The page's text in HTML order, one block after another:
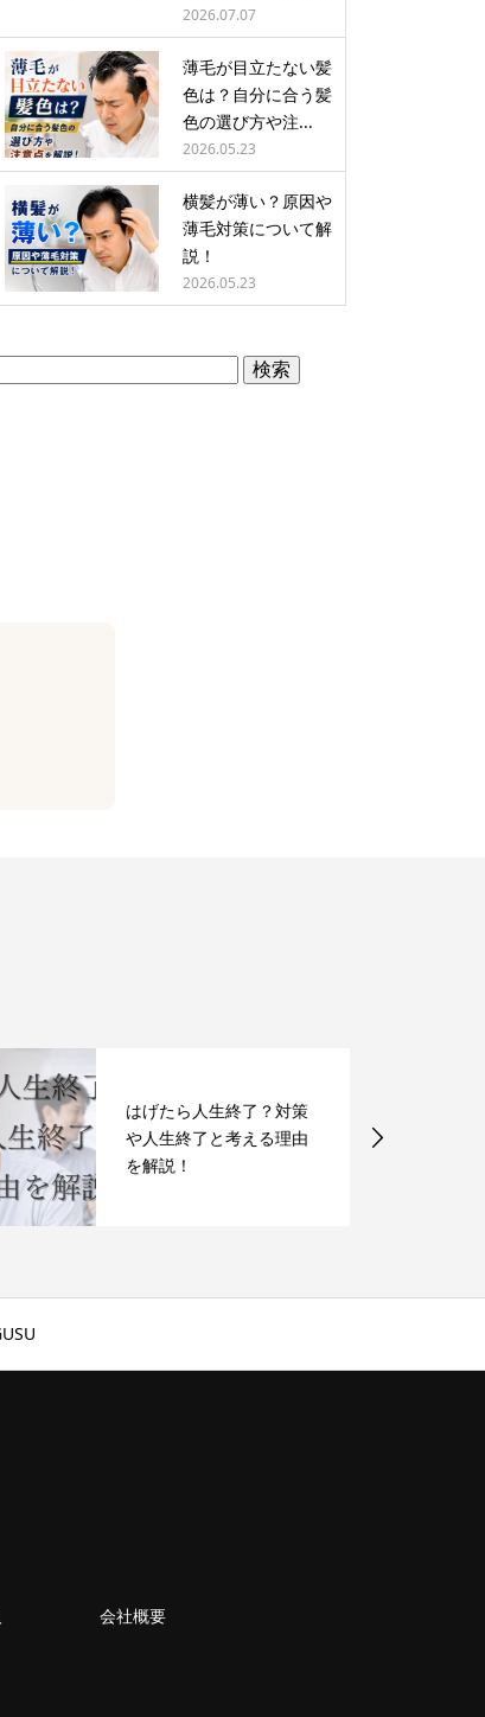
2026.07.07
薄毛が目立たない髪
色は？自分に合う髪
色の選び方や注...
2026.05.23
横髪が薄い？原因や
薄毛対策について解
説！
2026.05.23
はげたら人生終了？対策
や人生終了と考える理由
を解説！
会社概要